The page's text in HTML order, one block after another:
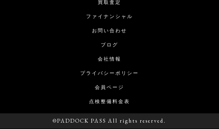
買取査定
ファイナンシャル
お問い合わせ
ブログ
会社情報
プライバシーポリシー
会員ページ
点検整備料金表
©PADDOCK PASS All rights reserved.